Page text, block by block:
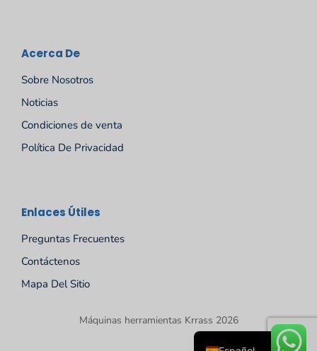
Acerca De
Sobre Nosotros
Noticias
Condiciones de venta
Política De Privacidad
Enlaces Útiles
Preguntas Frecuentes
Contáctenos
Mapa Del Sitio
Máquinas herramientas Krrass 2026
العربية